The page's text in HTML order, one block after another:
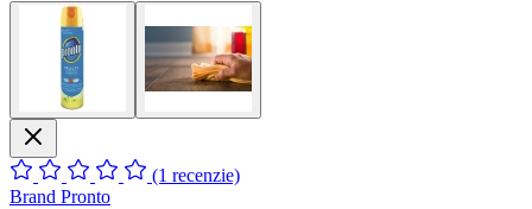
(1 recenzie)
Brand Pronto